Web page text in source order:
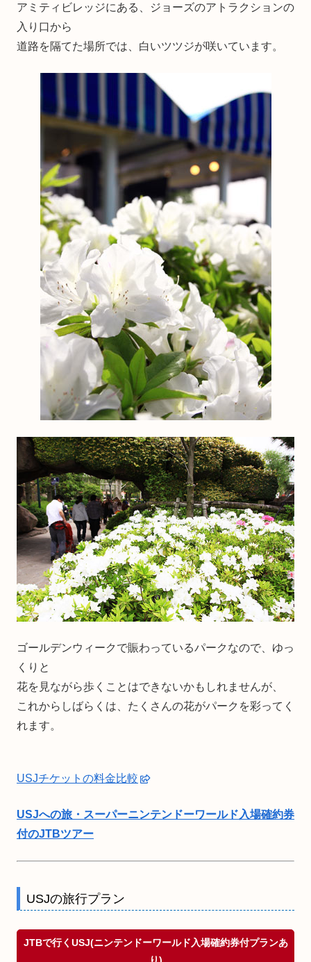
アミティビレッジにある、ジョーズのアトラクションの
入り口から
道路を隔てた場所では、白いツツジが咲いています。
ゴールデンウィークで賑わっているパークなので、ゆっ
くりと
花を見ながら歩くことはできないかもしれませんが、
これからしばらくは、たくさんの花がパークを彩ってく
れます。
USJチケットの料金比較
USJへの旅・スーパーニンテンドーワールド入場確約券
付のJTBツアー
USJの旅行プラン
JTBで行くUSJ(ニンテンドーワールド入場確約券付プランあ